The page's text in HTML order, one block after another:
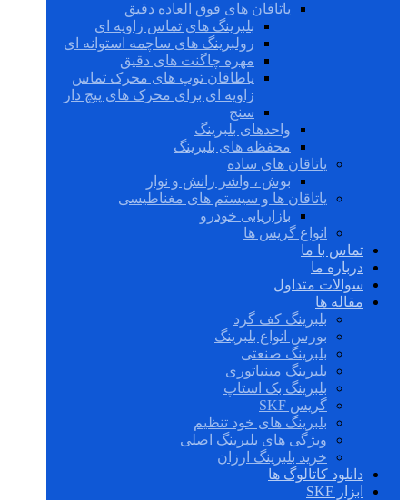
یاتاقان های فوق العاده دقیق
بلبرینگ های تماس زاویه ای
رولبرینگ های ساچمه استوانه ای
مهره چاگنت های دقیق
یاطاقان توپ های محرک تماس
زاویه ای برای محرک های پیچ دار
سنج
واحدهای بلبرینگ
محفظه های بلبرینگ
یاتاقان های ساده
بوش ، واشر رانش و نوار
یاتاقان ها و سیستم های مغناطیسی
بازاریابی خودرو
انواع گریس ها
تماس با ما
درباره ما
سوالات متداول
مقاله ها
بلبرینگ کف گرد
بورس انواع بلبرینگ
بلبرینگ صنعتی
بلبرینگ مینیاتوری
بلبرینگ بک استاپ
گریس SKF
بلبرینگ های خود تنظیم
ویژگی های بلبرینگ اصلی
خرید بلبرینگ ارزان
دانلود کاتالوگ ها
ابزار SKF